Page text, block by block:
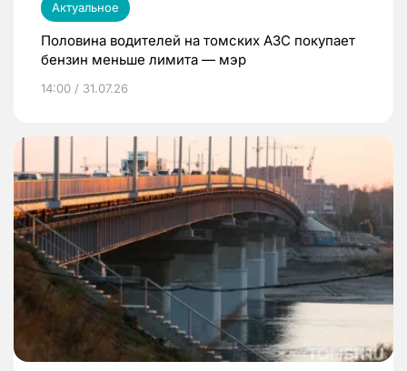
Актуальное
Половина водителей на томских АЗС покупает
бензин меньше лимита — мэр
14:00 / 31.07.26